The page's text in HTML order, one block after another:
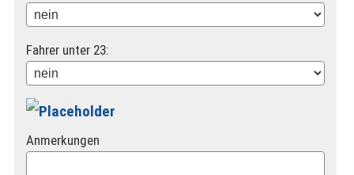
Fahrer unter 23:
Anmerkungen